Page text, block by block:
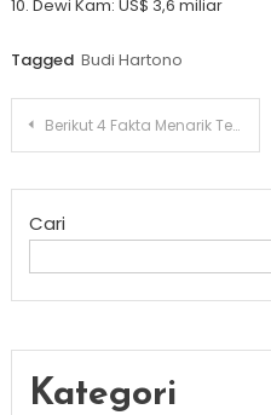
10. Dewi Kam: US$ 3,6 miliar
Tagged Budi Hartono
Navigasi
Berikut 4 Fakta Menarik Tentang Keanu Reeves
Cari
Kategori